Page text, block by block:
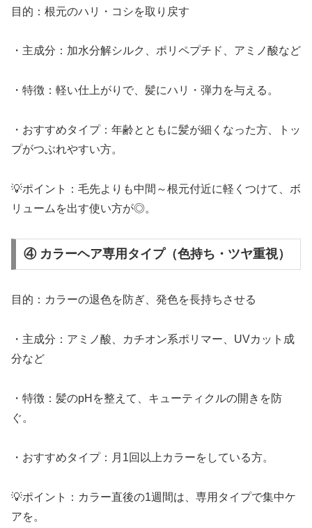
目的：根元のハリ・コシを取り戻す
・主成分：加水分解シルク、ポリペプチド、アミノ酸など
・特徴：軽い仕上がりで、髪にハリ・弾力を与える。
・おすすめタイプ：年齢とともに髪が細くなった方、トッ
プがつぶれやすい方。
💡ポイント：毛先よりも中間～根元付近に軽くつけて、ボ
リュームを出す使い方が◎。
④ カラーヘア専用タイプ（色持ち・ツヤ重視）
目的：カラーの退色を防ぎ、発色を長持ちさせる
・主成分：アミノ酸、カチオン系ポリマー、UVカット成
分など
・特徴：髪のpHを整えて、キューティクルの開きを防
ぐ。
・おすすめタイプ：月1回以上カラーをしている方。
💡ポイント：カラー直後の1週間は、専用タイプで集中ケ
アを。